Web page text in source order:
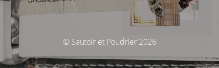
© Sautoir et Poudrier 2026